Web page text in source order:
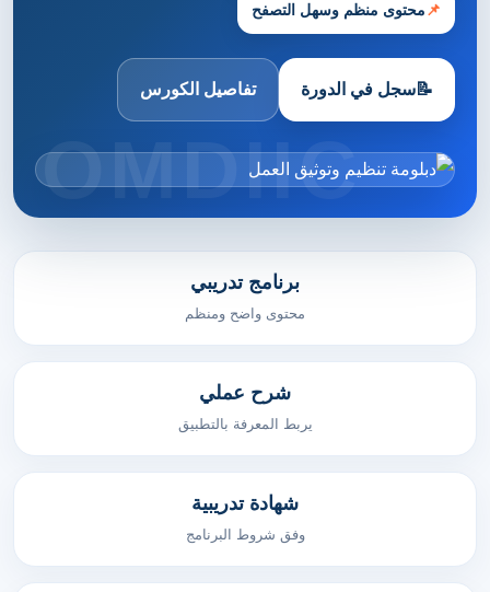
📌محتوى منظم وسهل التصفح
📝سجل في الدورة تفاصيل الكورس
برنامج تدريبي
محتوى واضح ومنظم
شرح عملي
يربط المعرفة بالتطبيق
شهادة تدريبية
وفق شروط البرنامج